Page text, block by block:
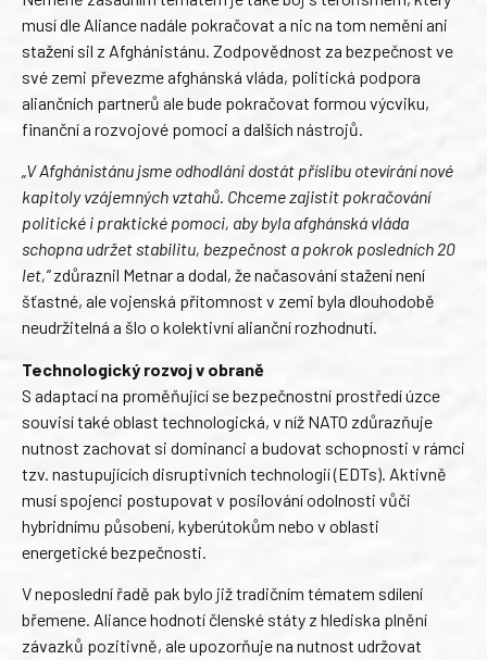
musí dle Aliance nadále pokračovat a nic na tom nemění ani
stažení sil z Afghánistánu. Zodpovědnost za bezpečnost ve
své zemi převezme afghánská vláda, politická podpora
aliančních partnerů ale bude pokračovat formou výcviku,
finanční a rozvojové pomoci a dalších nástrojů.
„V Afghánistánu jsme odhodláni dostát příslibu otevírání nové
kapitoly vzájemných vztahů. Chceme zajistit pokračování
politické i praktické pomoci, aby byla afghánská vláda
schopna udržet stabilitu, bezpečnost a pokrok posledních 20
let,“zdůraznil Metnar a dodal, že načasování stažení není
šťastné, ale vojenská přítomnost v zemi byla dlouhodobě
neudržitelná a šlo o kolektivní alianční rozhodnutí.
Technologický rozvoj v obraně
S adaptací na proměňující se bezpečnostní prostředí úzce
souvisí také oblast technologická, v níž NATO zdůrazňuje
nutnost zachovat si dominanci a budovat schopnosti v rámci
tzv. nastupujících disruptivních technologií (EDTs). Aktivně
musí spojenci postupovat v posilování odolnosti vůči
hybridnímu působení, kyberútokům nebo v oblasti
energetické bezpečnosti.
V neposlední řadě pak bylo již tradičním tématem sdílení
břemene. Aliance hodnotí členské státy z hlediska plnění
závazků pozitivně, ale upozorňuje na nutnost udržovat